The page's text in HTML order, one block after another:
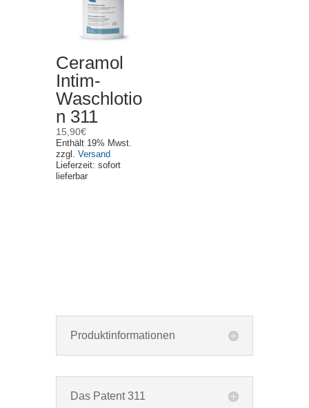
Ceramol
Intim-
Waschlotio
n 311
15,90€
Enthält 19% Mwst.
zzgl. Versand
Lieferzeit: sofort
lieferbar
Produktinformationen
Das Patent 311